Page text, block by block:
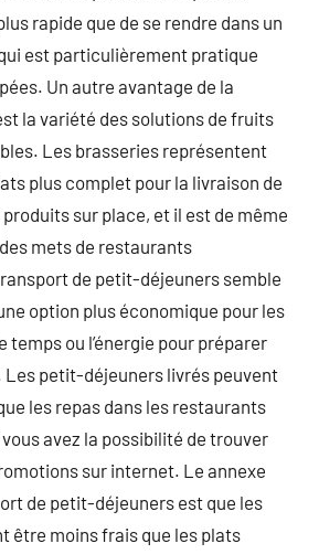
rapide que de se rendre dans un
est particulièrement pratique
Un autre avantage de la
la variété des solutions de fruits
Les brasseries représentent
plus complet pour la livraison de
sur place, et il est de même
mets de restaurants
de petit-déjeuners semble
option plus économique pour les
temps ou l’énergie pour préparer
Les petit-déjeuners livrés peuvent
les repas dans les restaurants
avez la possibilité de trouver
sur internet. Le annexe
de petit-déjeuners est que les
être moins frais que les plats